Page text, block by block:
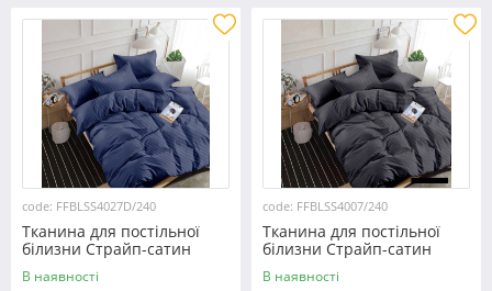
code: FFBLSS4027D/240
Тканина для постільної
білизни Страйп-сатин
SS4027D/240 (60м)
В наявності
code: FFBLSS4007/240
Тканина для постільної
білизни Страйп-сатин
SS4007/240 (60м)
В наявності